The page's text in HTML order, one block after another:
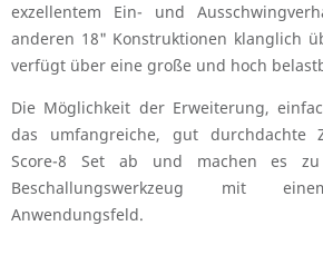
exzellentem Ein- und
anderen 18" Konstruktionen klanglich
verfügt über eine große und hoch
Die Möglichkeit der Erweiterung,
das umfangreiche, gut durchdachte
Score-8 Set ab und machen es zu
Beschallungswerkzeug mit
Anwendungsfeld.